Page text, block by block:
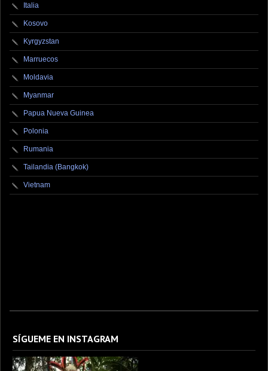
Italia
Kosovo
Kyrgyzstan
Marruecos
Moldavia
Myanmar
Papua Nueva Guinea
Polonia
Rumania
Tailandia (Bangkok)
Vietnam
SÍGUEME EN INSTAGRAM